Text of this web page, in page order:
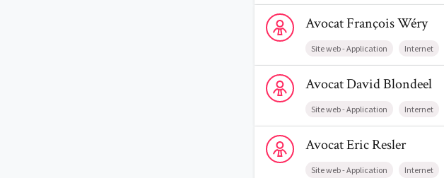
Voir le profil de AvocatFrançois Wéry
AvocatFrançoisWéry
Site web - Application Internet
Voir le profil de AvocatDavid Blondeel
AvocatDavidBlondeel
Site web - Application Internet
Voir le profil de AvocatEric Resler
AvocatEricResler
Site web - Application Internet